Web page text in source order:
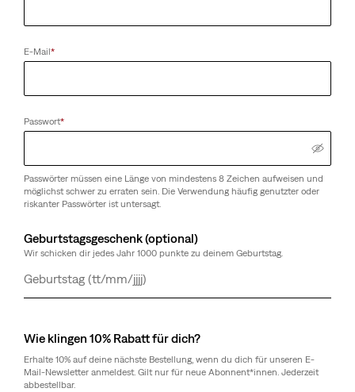
E-Mail*
Passwort*
Passwörter müssen eine Länge von mindestens 8 Zeichen aufweisen und
möglichst schwer zu erraten sein. Die Verwendung häufig genutzter oder
riskanter Passwörter ist untersagt.
Geburtstagsgeschenk (optional)
Wir schicken dir jedes Jahr 1000 punkte zu deinem Geburtstag.
Tag
Monat
Jahr
Wie klingen 10% Rabatt für dich?
Erhalte 10% auf deine nächste Bestellung, wenn du dich für unseren E-
Mail-Newsletter anmeldest. Gilt nur für neue Abonnent*innen. Jederzeit
abbestellbar.